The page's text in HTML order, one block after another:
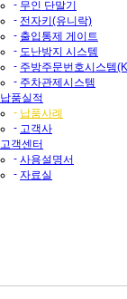
- 무인 단말기
- 전자키(유니락)
- 출입통제 게이트
- 도난방지 시스템
- 주방주문번호시스템
- 주차관제시스템
납품실적
- 납품사례
- 고객사
고객센터
- 사용설명서
- 자료실